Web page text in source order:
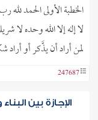
الخطبة الأولى الحمد لله
لا إله إلا الله وحده لا
لمن أراد أن يذَّكر أو
247687
الإجازة بين